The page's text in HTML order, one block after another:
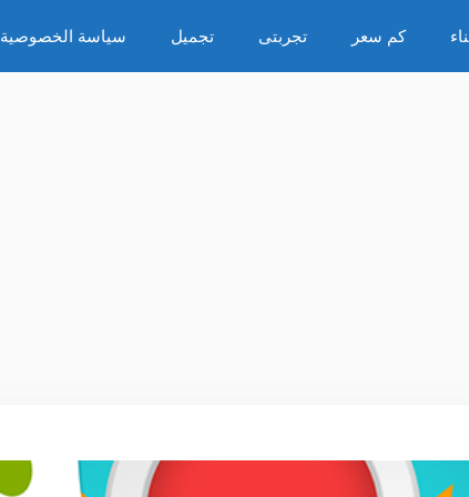
كم سعر تجربتى تجميل سياسة الخصوصية